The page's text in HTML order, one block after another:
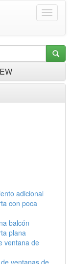
adicional
con poca
balcón
plana
ventana de